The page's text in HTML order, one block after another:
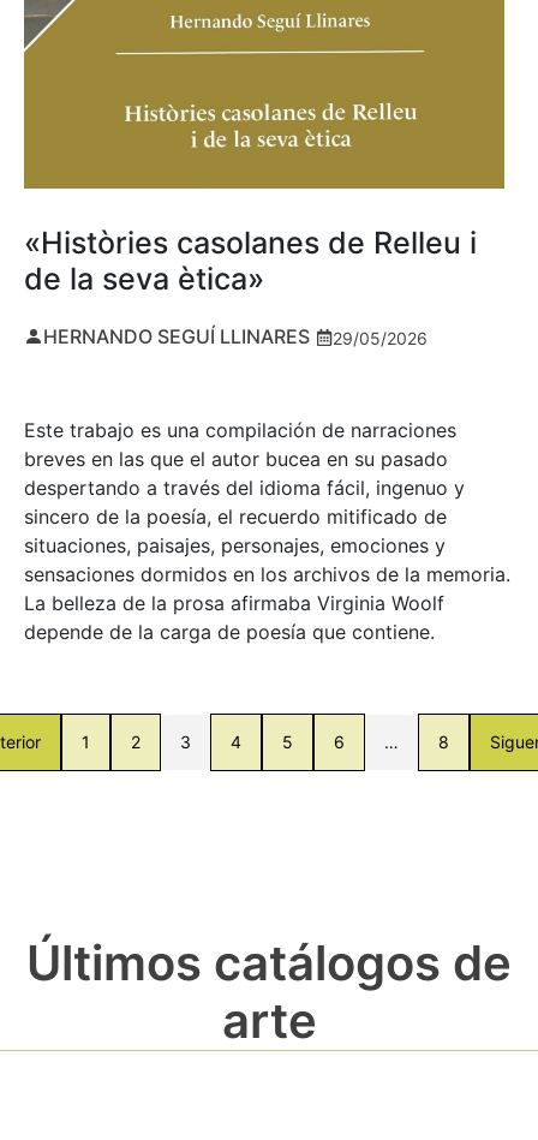
«Històries casolanes de Relleu i
de la seva ètica»
HERNANDO SEGUÍ LLINARES 29/05/2026
Este trabajo es una compilación de narraciones
breves en las que el autor bucea en su pasado
despertando a través del idioma fácil, ingenuo y
sincero de la poesía, el recuerdo mitificado de
situaciones, paisajes, personajes, emociones y
sensaciones dormidos en los archivos de la memoria.
La belleza de la prosa afirmaba Virginia Woolf
depende de la carga de poesía que contiene.
1 2 3 4 5 6 … 8
Últimos catálogos de
arte